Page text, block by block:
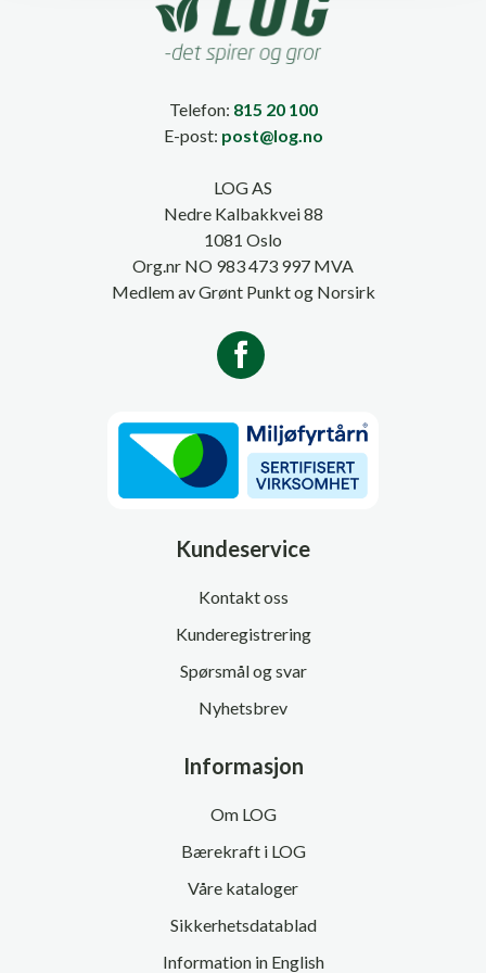
Telefon: 815 20 100
E-post: post@log.no
LOG AS
Nedre Kalbakkvei 88
1081 Oslo
Org.nr NO 983 473 997 MVA
Medlem av Grønt Punkt og Norsirk
Kundeservice
Kontakt oss
Kunderegistrering
Spørsmål og svar
Nyhetsbrev
Informasjon
Om LOG
Bærekraft i LOG
Våre kataloger
Sikkerhetsdatablad
Information in English